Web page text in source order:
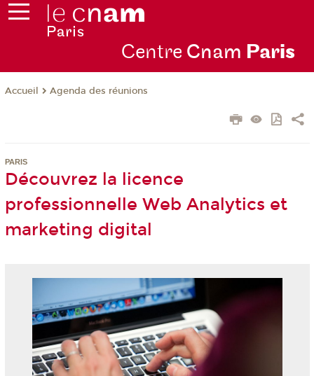
Centre Cnam Paris
Accueil Agenda des réunions
PARIS
Découvrez la licence
professionnelle Web Analytics et
marketing digital